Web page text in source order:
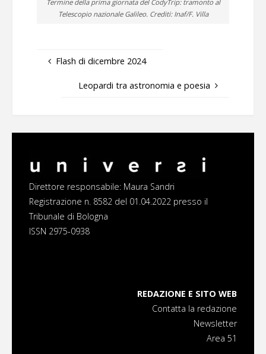
Termine della prima giornata del CodyTrip: tramonto al
Telescopio nazionale Galileo. Crediti: Inaf/F. Villa
Flash di dicembre 2024
Leopardi tra astronomia e poesia
Direttore responsabile: Maura Sandri
Registrazione n. 8582 del 01.04.2022 presso il
Tribunale di Bologna
ISSN 2975-0938
REDAZIONE E SITO WEB
Contatta la redazione
Newsletter
Area 51